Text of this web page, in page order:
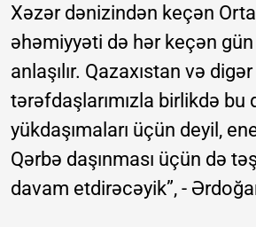
Xəzər dənizindən keçən
əhəmiyyəti də hər keçən gün
anlaşılır. Qazaxıstan və digər
tərəfdaşlarımızla birlikdə bu
yükdaşımaları üçün deyil,
Qərbə daşınması üçün də
davam etdirəcəyik”, -